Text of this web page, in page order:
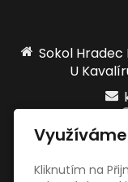
Sokol
U
Kliknutím na